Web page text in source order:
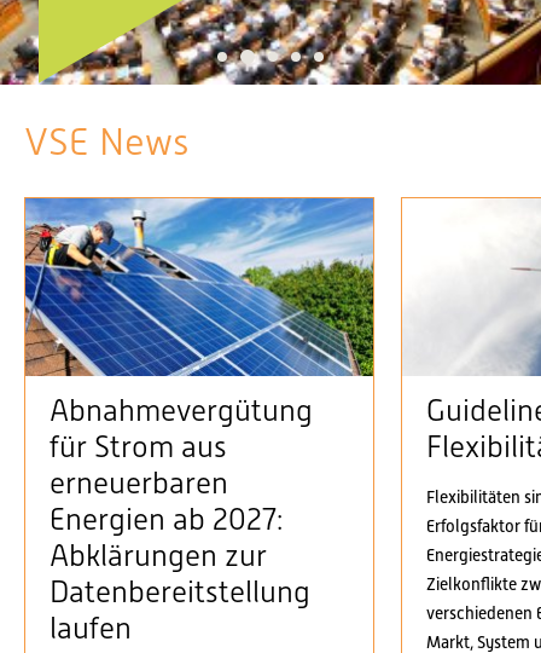
1 2 3 4 5
VSE News
Abnahmevergütung
für Strom aus
erneuerbaren
Energien ab 2027:
Abklärungen zur
Datenbereitstellung
laufen
Flexibilitäten
Erfolgsfaktor
Zielkonflikte
verschiedenen
Markt, System